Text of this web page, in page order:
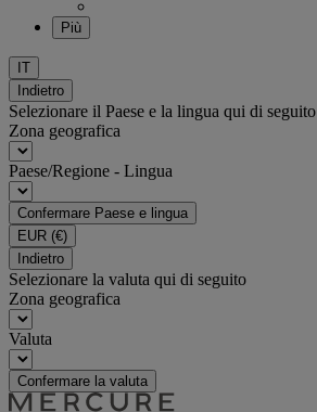
Più
IT
Indietro
Selezionare il Paese e la lingua qui di seguito
Zona geografica
Paese/Regione - Lingua
Confermare Paese e lingua
EUR (€)
Indietro
Selezionare la valuta qui di seguito
Zona geografica
Valuta
Confermare la valuta